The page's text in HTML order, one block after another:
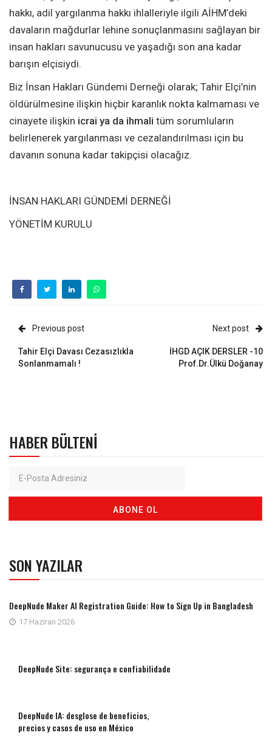
hakkı, adil yargılanma hakkı ihlalleriyle ilgili AİHM’deki
davaların mağdurlar lehine sonuçlanmasını sağlayan bir
insan hakları savunucusu ve yaşadığı son ana kadar
barışın elçisiydi.
Biz İnsan Hakları Gündemi Derneği olarak; Tahir Elçi’nin
öldürülmesine ilişkin hiçbir karanlık nokta kalmaması ve
cinayete ilişkin icrai ya da ihmali tüm sorumluların
belirlenerek yargılanması ve cezalandırılması için bu
davanın sonuna kadar takipçisi olacağız.
İNSAN HAKLARI GÜNDEMİ DERNEĞİ
YÖNETİM KURULU
Previous post
Tahir Elçi Davası Cezasızlıkla
Sonlanmamalı !
Next post
İHGD AÇIK DERSLER -10
Prof.Dr.Ülkü Doğanay
HABER BÜLTENI
SON YAZILAR
DeepNude Maker AI Registration Guide: How to Sign Up in Bangladesh
17 Haziran 2026
DeepNude Site: segurança e confiabilidade
DeepNude IA: desglose de beneficios,
precios y casos de uso en México